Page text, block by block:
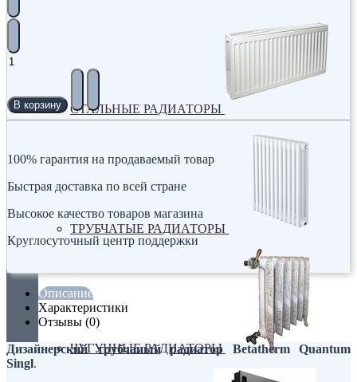
СТАЛЬНЫЕ РАДИАТОРЫ
ТРУБЧАТЫЕ РАДИАТОРЫ
ЧУГУННЫЕ РАДИАТОРЫ
В корзину
100% гарантия на продаваемый товар
Быстрая доставка по всей стране
Высокое качество товаров магазина
Круглосуточный центр поддержки
Описание
Характеристики
Отзывы (0)
Дизайнерский трубчаиый радиатор Betatherm Quantum
Singl.